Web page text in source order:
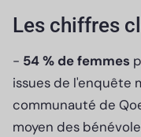
Les chiffres
- 54 % de femmes
issues de l'enquête
communauté de
moyen des